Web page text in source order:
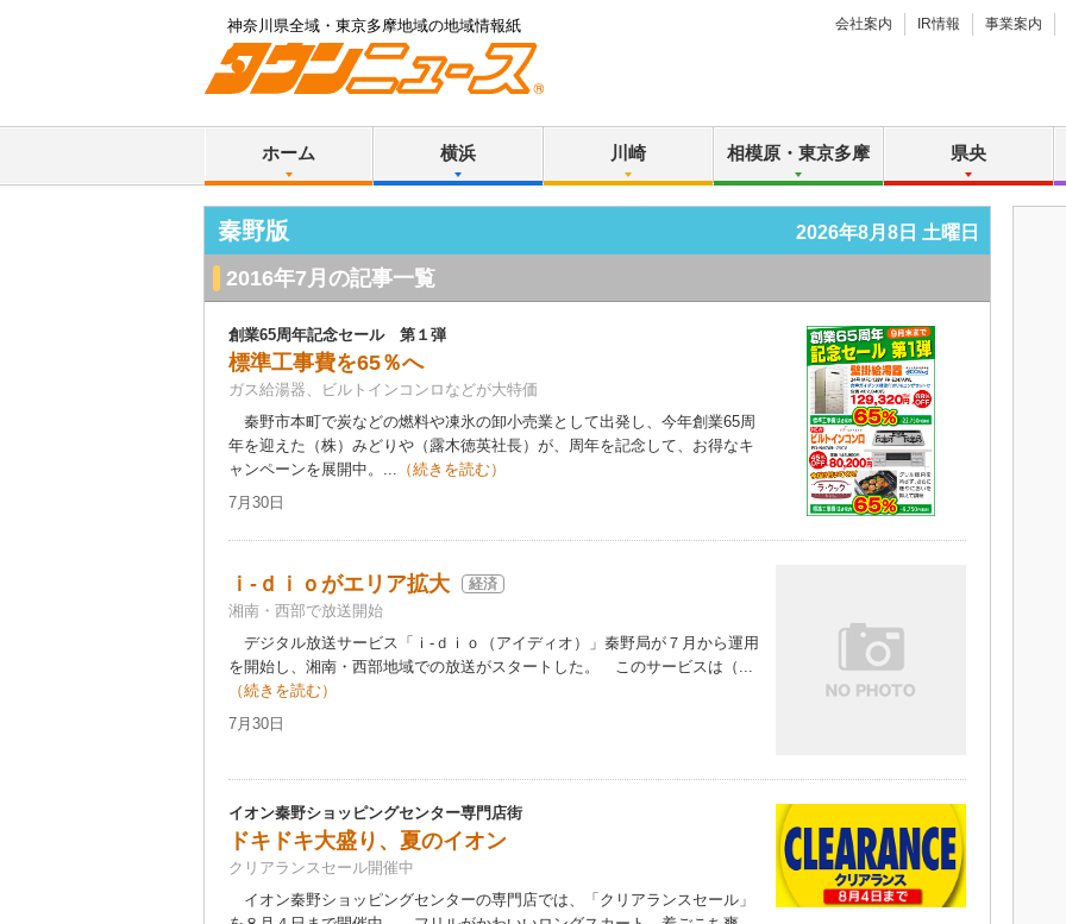
神奈川県全域・東京多摩地域の地域情報紙 会社案内 IR情報 事業案内
ホーム 横浜 川崎 相模原・東京多摩 県央
秦野版 2026年8月8日 土曜日
2016年7月の記事一覧
創業65周年記念セール 第１弾
標準工事費を65％へ
ガス給湯器、ビルトインコンロなどが大特価
秦野市本町で炭などの燃料や凍氷の卸小売業として出発し、今年創業65周
年を迎えた（株）みどりや（露木徳英社長）が、周年を記念して、お得なキ
ャンペーンを展開中。... （続きを読む）
7月30日
ｉ-ｄｉｏがエリア拡大 経済
湘南・西部で放送開始
デジタル放送サービス「ｉ-ｄｉｏ（アイディオ）」秦野局が７月から運用
を開始し、湘南・西部地域での放送がスタートした。 このサービスは（...
（続きを読む）
7月30日
イオン秦野ショッピングセンター専門店街
ドキドキ大盛り、夏のイオン
クリアランスセール開催中
イオン秦野ショッピングセンターの専門店では、「クリアランスセール」